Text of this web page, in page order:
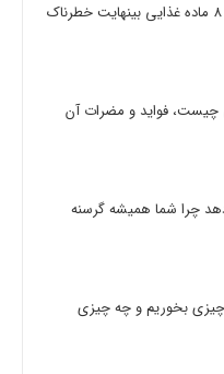
مصرف بیش از حد این 8 ماده غذایی بینهایت خطرناک
فواید و مضرات آن
چرا شما همیشه گرسنه
بخوریم و چه چیزی